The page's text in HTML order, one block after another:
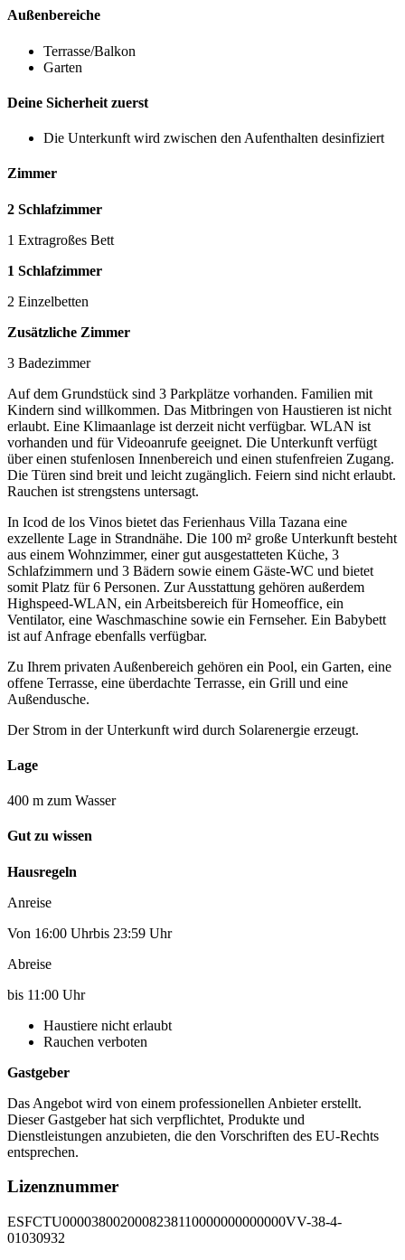
Außenbereiche
Terrasse/Balkon
Garten
Deine Sicherheit zuerst
Die Unterkunft wird zwischen den Aufenthalten desinfiziert
Zimmer
2 Schlafzimmer
1 Extragroßes Bett
1 Schlafzimmer
2 Einzelbetten
Zusätzliche Zimmer
3 Badezimmer
Auf dem Grundstück sind 3 Parkplätze vorhanden. Familien mit
Kindern sind willkommen. Das Mitbringen von Haustieren ist nicht
erlaubt. Eine Klimaanlage ist derzeit nicht verfügbar. WLAN ist
vorhanden und für Videoanrufe geeignet. Die Unterkunft verfügt
über einen stufenlosen Innenbereich und einen stufenfreien Zugang.
Die Türen sind breit und leicht zugänglich. Feiern sind nicht erlaubt.
Rauchen ist strengstens untersagt.
In Icod de los Vinos bietet das Ferienhaus Villa Tazana eine
exzellente Lage in Strandnähe. Die 100 m² große Unterkunft besteht
aus einem Wohnzimmer, einer gut ausgestatteten Küche, 3
Schlafzimmern und 3 Bädern sowie einem Gäste-WC und bietet
somit Platz für 6 Personen. Zur Ausstattung gehören außerdem
Highspeed-WLAN, ein Arbeitsbereich für Homeoffice, ein
Ventilator, eine Waschmaschine sowie ein Fernseher. Ein Babybett
ist auf Anfrage ebenfalls verfügbar.
Zu Ihrem privaten Außenbereich gehören ein Pool, ein Garten, eine
offene Terrasse, eine überdachte Terrasse, ein Grill und eine
Außendusche.
Der Strom in der Unterkunft wird durch Solarenergie erzeugt.
Lage
400 m zum Wasser
Gut zu wissen
Hausregeln
Anreise
Von 16:00 Uhrbis 23:59 Uhr
Abreise
bis 11:00 Uhr
Haustiere nicht erlaubt
Rauchen verboten
Gastgeber
Das Angebot wird von einem professionellen Anbieter erstellt.
Dieser Gastgeber hat sich verpflichtet, Produkte und
Dienstleistungen anzubieten, die den Vorschriften des EU-Rechts
entsprechen.
Lizenznummer
ESFCTU0000380020008238110000000000000VV-38-4-
01030932